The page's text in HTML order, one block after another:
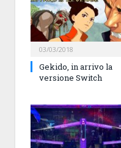
03/03/2018
Gekido, in arrivo la
versione Switch